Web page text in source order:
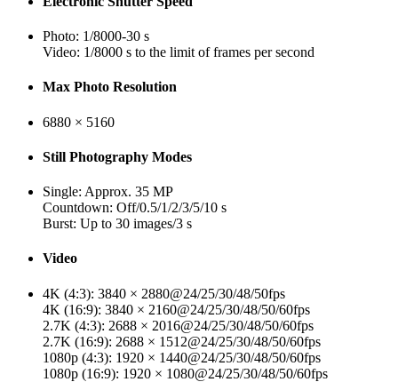
Photo: 1/8000-30 s
Video: 1/8000 s to the limit of frames per second
Max Photo Resolution
6880 × 5160
Still Photography Modes
Single: Approx. 35 MP
Countdown: Off/0.5/1/2/3/5/10 s
Burst: Up to 30 images/3 s
Video
4K (4:3): 3840 × 2880@24/25/30/48/50fps
4K (16:9): 3840 × 2160@24/25/30/48/50/60fps
2.7K (4:3): 2688 × 2016@24/25/30/48/50/60fps
2.7K (16:9): 2688 × 1512@24/25/30/48/50/60fps
1080p (4:3): 1920 × 1440@24/25/30/48/50/60fps
1080p (16:9): 1920 × 1080@24/25/30/48/50/60fps